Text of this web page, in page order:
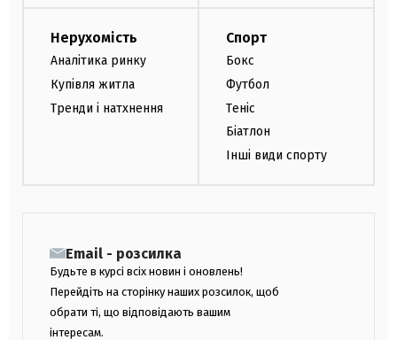
Нерухомість
Аналітика ринку
Купівля житла
Тренди і натхнення
Спорт
Бокс
Футбол
Теніс
Біатлон
Інші види спорту
Email - розсилка
Будьте в курсі всіх новин і оновлень!
Перейдіть на сторінку наших розсилок, щоб
обрати ті, що відповідають вашим
інтересам.